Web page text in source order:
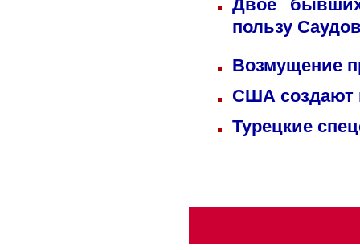
Двое
пользу
Возмущение
США создают
Турецкие